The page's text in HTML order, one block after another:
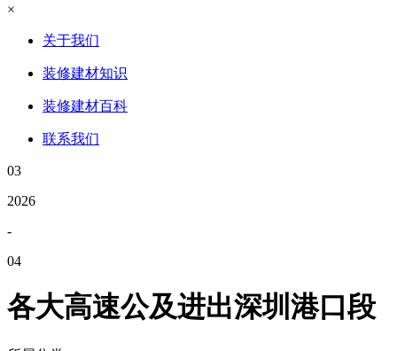
×
关于我们
装修建材知识
装修建材百科
联系我们
03
2026
-
04
各大高速公及进出深圳港口段